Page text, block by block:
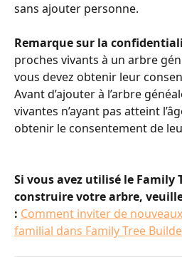
sans ajouter personne.
Remarque sur la
proches vivants à un arbre
vous devez obtenir leur
Avant d’ajouter à l’arbre
vivantes n’ayant pas atteint
obtenir le consentement de
Si vous avez utilisé le Family
construire votre arbre,
: Comment inviter de
familial dans Family Tree